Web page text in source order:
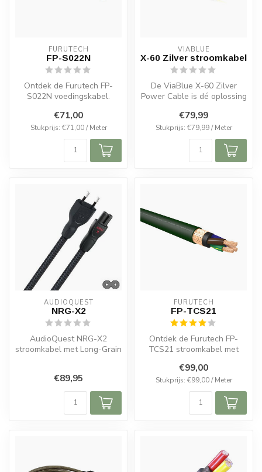
FURUTECH
FP-S022N
Ontdek de Furutech FP-
S022N voedingskabel.
en zilver, Na...
€71,00
Stukprijs: €71,00 / Meter
VIABLUE
X-60 Zilver stroomkabel
De ViaBlue X-60 Zilver
Power Cable is dé oplossing
naa...
€79,99
Stukprijs: €79,99 / Meter
AUDIOQUEST
NRG-X2
AudioQuest NRG-X2
stroomkabel met Long-Grain
€89,95
FURUTECH
FP-TCS21
Ontdek de Furutech FP-
TCS21 stroomkabel met
Minder ...
€99,00
Stukprijs: €99,00 / Meter